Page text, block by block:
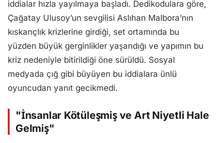
iddialar hızla yayılmaya başladı. Dedikodulara göre,
Çağatay Ulusoy’un sevgilisi Aslıhan Malbora’nın
kıskançlık krizlerine girdiği, set ortamında bu
yüzden büyük gerginlikler yaşandığı ve yapımın bu
kriz nedeniyle bitirildiği öne sürüldü. Sosyal
medyada çığ gibi büyüyen bu iddialara ünlü
oyuncudan yanıt gecikmedi.
"İnsanlar Kötüleşmiş ve Art Niyetli Hale
Gelmiş"